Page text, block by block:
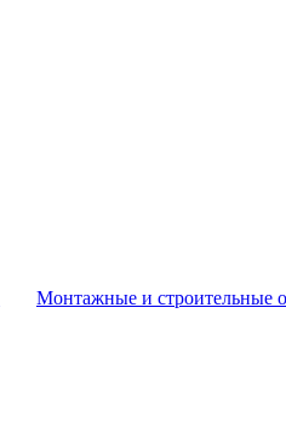
Монтажные и строительные